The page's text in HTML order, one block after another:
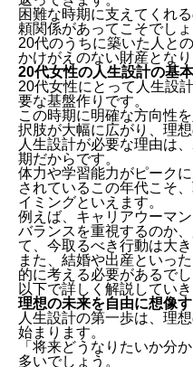
困難な時期に支えてくれ
頼関係があってこそでしょ
20代のうちに築いた人と
かけがえのない財産となり
20代女性の人生設計の基
20代女性にとって人生設
要な基盤作りです。
この時期に明確な方向性
択肢が大幅に広がり、理
人生設計が必要な理由は
期だからです。
体力や学習能力がピーク
されているこの年代こそ
イミングといえます。
例えば、キャリアウーマ
バランスを重視するのか
て、今取るべき行動は大
また、結婚や出産といっ
的に考える必要があるでし
以下で詳しく解説していき
理想の未来を自由に想像
人生設計の第一歩は、理
始まります。
「将来どうなりたいか分
多いでしょう。